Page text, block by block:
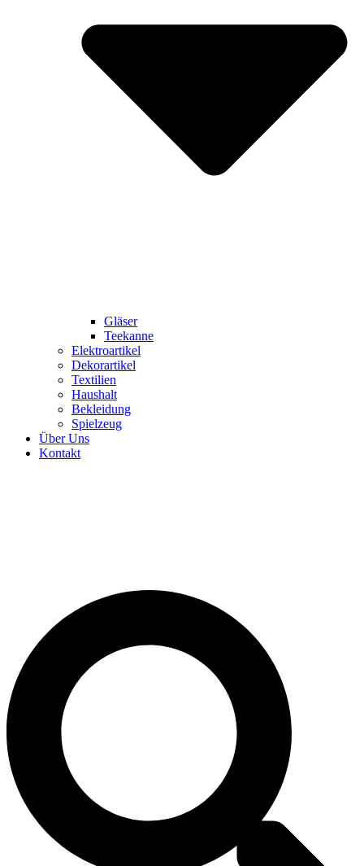
Gläser
Teekanne
Elektroartikel
Dekorartikel
Textilien
Haushalt
Bekleidung
Spielzeug
Über Uns
Kontakt